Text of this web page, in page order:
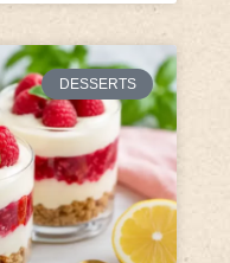
DESSERTS